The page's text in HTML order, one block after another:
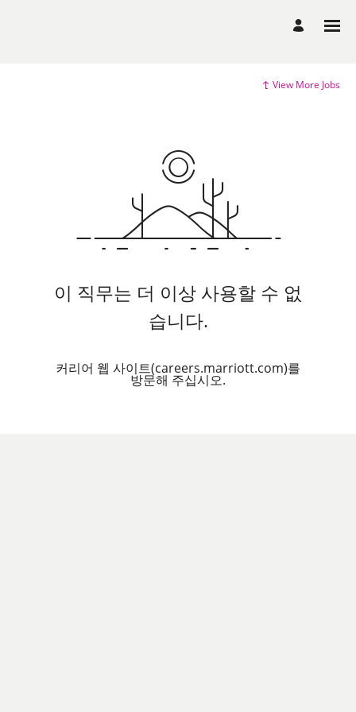
View More Jobs
이 직무는 더 이상 사용할 수 없
습니다.
커리어 웹 사이트(careers.marriott.com)를
방문해 주십시오.